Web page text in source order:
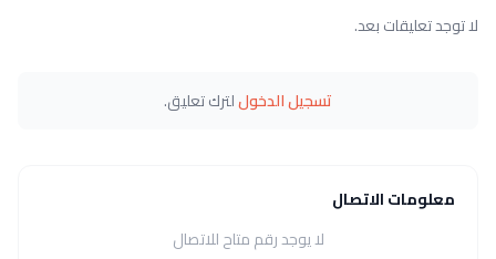
لا توجد تعليقات بعد.
تسجيل الدخوللترك تعليق.
معلومات الاتصال
لا يوجد رقم متاح للاتصال